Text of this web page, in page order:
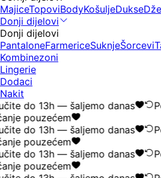
MajiceTopoviBodyKošuljeDukse
Donji dijelovi
Donji dijelovi
PantaloneFarmericeSuknjeŠorcevi
Kombinezoni
Lingerie
Dodaci
Nakit
do 13h — šaljemo danas
pouzećem
do 13h — šaljemo danas
pouzećem
do 13h — šaljemo danas
pouzećem